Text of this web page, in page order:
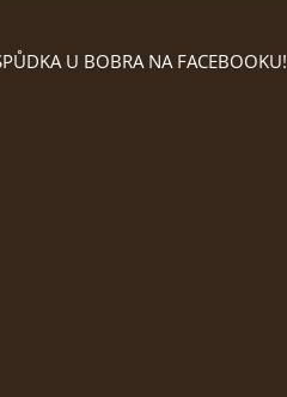
U BOBRA NA FACEBOOKU!